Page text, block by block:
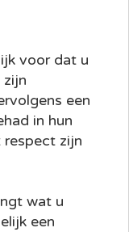
voor dat u
zijn
een
in hun
zijn
wat u
een